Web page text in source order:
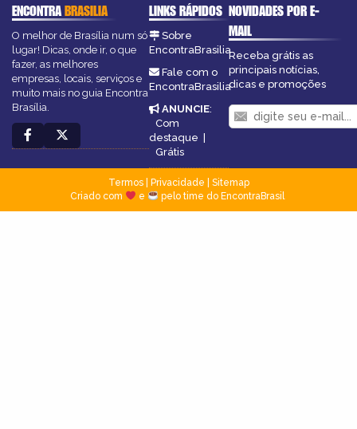
ENCONTRABRASILIA
O melhor de Brasília num só
lugar! Dicas, onde ir, o que
fazer, as melhores
empresas, locais, serviços e
muito mais no guia Encontra
Brasília.
LINKS RÁPIDOS
Sobre
EncontraBrasilia
Fale com o
EncontraBrasilia
ANUNCIE:
Com
destaque |
Grátis
NOVIDADES POR E-
MAIL
Receba grátis as
principais notícias,
dicas e promoções
Termos| Privacidade
Sitemap
Criado com
e pelo time do EncontraBrasil